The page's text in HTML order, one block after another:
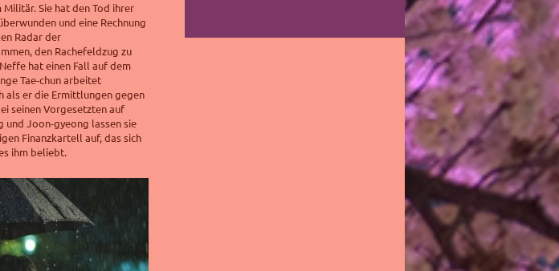
Sie hat den Tod ihrer
und eine Rechnung
Radar der
den Rachefeldzug zu
hat einen Fall auf dem
Tae-chun arbeitet
als er die Ermittlungen gegen
seinen Vorgesetzten auf
und Joon-gyeong lassen sie
Finanzkartell auf, das sich
ihm beliebt.